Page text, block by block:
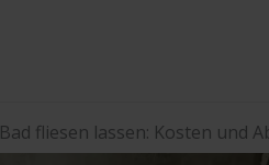
Bad fliesen lassen: Kosten und